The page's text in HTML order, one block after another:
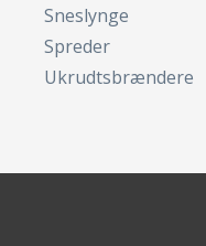
Sneslynge
Spreder
Ukrudtsbrændere